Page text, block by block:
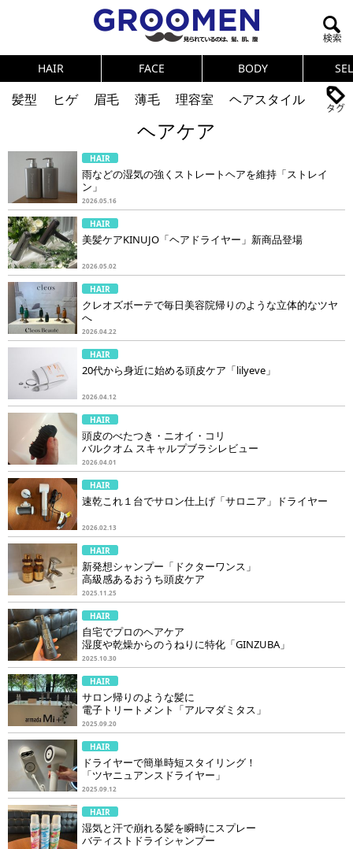
HAIR FACE BODY
髪型 ヒゲ 眉毛 薄毛 理容室
ヘアスタイル
ニオイ
連載
メンズコスメ
NEWS PICK UP 筋肉
女の本音
テストステロン
海外セレブ
健康
スキンケア 食事
調査結果
トレーニング
好印象な男
頭皮ケア
ダイエット
理容室
ヘアケア
HAIR
雨などの湿気の強くストレートヘアを維持「ストレイ
ン」
2026.05.16
HAIR
美髪ケアKINUJO「ヘアドライヤー」新商品登場
2026.05.02
HAIR
クレオズボーテで毎日美容院帰りのような立体的なツヤ
へ
2026.04.22
HAIR
20代から身近に始める頭皮ケア「lilyeve」
2026.04.12
HAIR
頭皮のべたつき・ニオイ・コリ
バルクオム スキャルプブラシレビュー
2026.04.01
HAIR
速乾これ１台でサロン仕上げ「サロニア」ドライヤー
2026.02.13
HAIR
新発想シャンプー「ドクターワンス」
高級感あるおうち頭皮ケア
2025.11.25
HAIR
自宅でプロのヘアケア
湿度や乾燥からのうねりに特化「GINZUBA」
2025.10.30
HAIR
サロン帰りのような髪に
電子トリートメント「アルマダミタス」
2025.09.20
HAIR
ドライヤーで簡単時短スタイリング！
「ツヤニュアンスドライヤー」
2025.09.12
HAIR
湿気と汗で崩れる髪を瞬時にスプレー
バティストドライシャンプー